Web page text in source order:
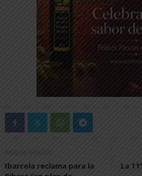
Artículo anterior
Ibarrola reclama para la
La